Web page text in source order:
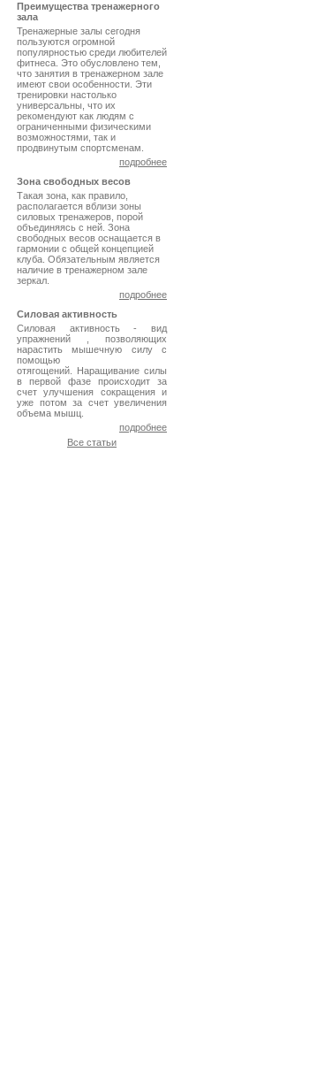
Преимущества тренажерного
зала
Тренажерные залы сегодня
пользуются огромной
популярностью среди любителей
фитнеса. Это обусловлено тем,
что занятия в тренажерном зале
имеют свои особенности. Эти
тренировки настолько
универсальны, что их
рекомендуют как людям с
ограниченными физическими
возможностями, так и
продвинутым спортсменам.
подробнее
Зона свободных весов
Такая зона, как правило,
располагается вблизи зоны
силовых тренажеров, порой
объединяясь с ней. Зона
свободных весов оснащается в
гармонии с общей концепцией
клуба. Обязательным является
наличие в тренажерном зале
зеркал.
подробнее
Силовая активность
Силовая активность - вид
упражнений , позволяющих
нарастить мышечную силу с
помощью
отягощений. Наращивание силы
в первой фазе происходит за
счет улучшения сокращения и
уже потом за счет увеличения
объема мышц.
подробнее
Все статьи